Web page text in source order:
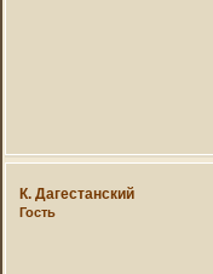
К. Дагестанский
Гость